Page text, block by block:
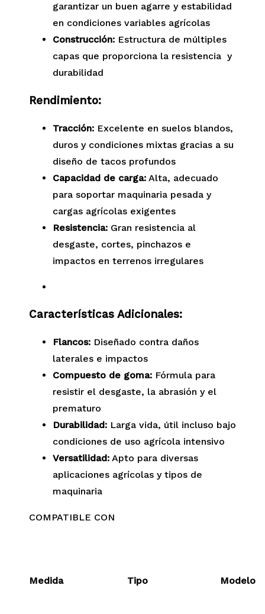
garantizar un buen agarre y estabilidad
en condiciones variables agrícolas
Construcción:Estructura de múltiples
capas que proporciona la resistencia y
durabilidad
Rendimiento:
Tracción:Excelente en suelos blandos,
duros y condiciones mixtas gracias a su
diseño de tacos profundos
Capacidad de carga:Alta, adecuado
para soportar maquinaria pesada y
cargas agrícolas exigentes
Resistencia:Gran resistencia al
desgaste, cortes, pinchazos e
impactos en terrenos irregulares
Características Adicionales:
Flancos:Diseñado contra daños
laterales e impactos
Compuesto de goma:Fórmula para
resistir el desgaste, la abrasión y el
prematuro
Durabilidad:Larga vida, útil incluso bajo
condiciones de uso agrícola intensivo
Versatilidad:Apto para diversas
aplicaciones agrícolas y tipos de
maquinaria
COMPATIBLE CON
Medida Tipo Modelo